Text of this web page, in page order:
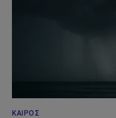
ΚΑΙΡΌΣ